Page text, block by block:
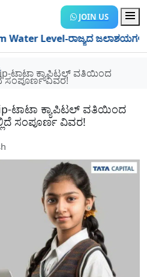
JOIN US
Level-ರಾಜ್ಯದ ಜಲಾಶಯಗಳಿಗೆ
ಟಾಟಾ ಕ್ಯಾಪಿಟಲ್ ವತಿಯಿಂದ
ಸಂಪೂರ್ಣ ವಿವರ!
ಟಾಟಾ ಕ್ಯಾಪಿಟಲ್ ವತಿಯಿಂದ
ಸಂಪೂರ್ಣ ವಿವರ!